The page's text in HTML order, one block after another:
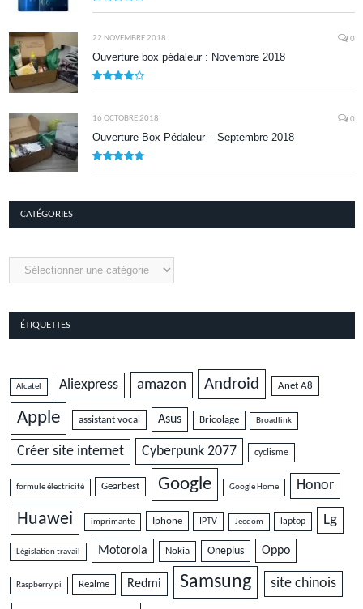
22 NOVEMBRE 2018 0
Ouverture box pédaleur : Novembre 2018
16 OCTOBRE 2018 0
Ouverture Box Pédaleur – Septembre 2018
CATÉGORIES
Catégories
ÉTIQUETTES
Alcatel Aliexpress amazon Android Anet A8
Apple assistant vocal Asus Bricolage Broadlink
Créer site internet Cyberpunk 2077 cyclisme
formule électricité Gearbest Google Google Home Honor
Huawei imprimante Iphone IPTV Jeedom laptop Lg
Législation travail Motorola Nokia Oneplus Oppo
Raspberry pi Realme Redmi Samsung site chinois